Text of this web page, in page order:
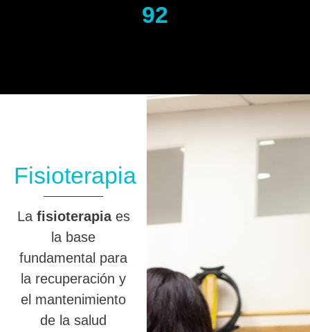
92
Fisioterapia
La fisioterapiaes
la base
fundamental para
la recuperación y
el mantenimiento
de la salud